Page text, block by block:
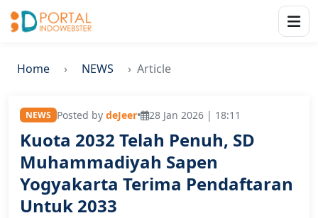
Home NEWS Article
NEWS Posted by deJeer• 28 Jan 2026 | 18:11
Kuota 2032 Telah Penuh, SD
Muhammadiyah Sapen
Yogyakarta Terima Pendaftaran
Untuk 2033